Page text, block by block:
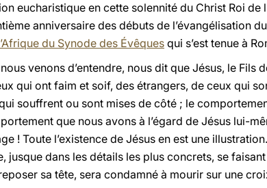
eucharistique en cette solennité du Christ Roi de
anniversaire des débuts de l’évangélisation
du Synode des Évêquesqui s’est tenue à
nous venons d’entendre, nous dit que Jésus, le
qui ont faim et soif, des étrangers, de ceux qui
souffrent ou sont mises de côté ; le
que nous avons à l’égard de Jésus lui-
! Toute l’existence de Jésus en est une
jusque dans les détails les plus concrets, se
sa tête, sera condamné à mourir sur une